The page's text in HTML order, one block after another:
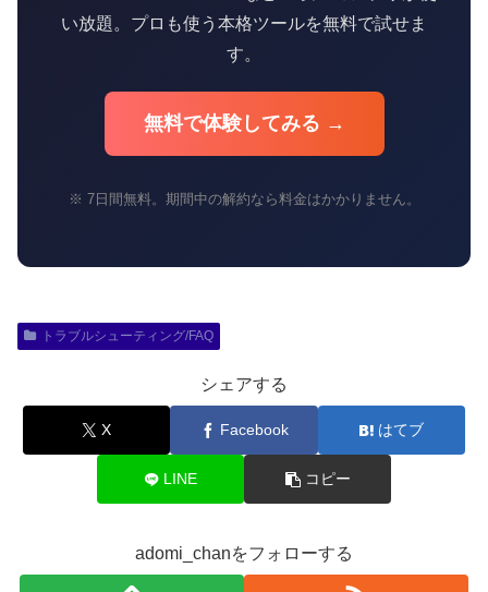
い放題。プロも使う本格ツールを無料で試せま
す。
無料で体験してみる →
※ 7日間無料。期間中の解約なら料金はかかりません。
トラブルシューティング/FAQ
シェアする
X Facebook はてブ
LINE コピー
adomi_chanをフォローする